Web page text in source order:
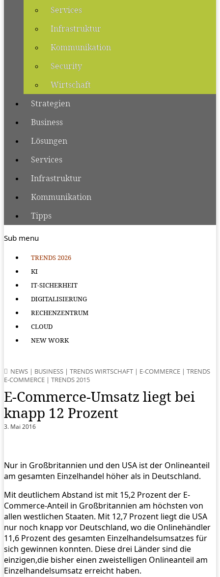
Services
Infrastruktur
Kommunikation
Security
Wirtschaft
Strategien
Business
Lösungen
Services
Infrastruktur
Kommunikation
Tipps
Sub menu
TRENDS 2026
KI
IT-SICHERHEIT
DIGITALISIERUNG
RECHENZENTRUM
CLOUD
NEW WORK
NEWS | BUSINESS | TRENDS WIRTSCHAFT | E-COMMERCE | TRENDS
E-COMMERCE | TRENDS 2015
E-Commerce-Umsatz liegt bei
knapp 12 Prozent
3. Mai 2016
Nur in Großbritannien und den USA ist der Onlineanteil
am gesamten Einzelhandel höher als in Deutschland.
Mit deutlichem Abstand ist mit 15,2 Prozent der E-
Commerce-Anteil in Großbritannien am höchsten von
allen westlichen Staaten. Mit 12,7 Prozent liegt die USA
nur noch knapp vor Deutschland, wo die Onlinehändler
11,6 Prozent des gesamten Einzelhandelsumsatzes für
sich gewinnen konnten. Diese drei Länder sind die
einzigen,die bisher einen zweistelligen Onlineanteil am
Einzelhandelsumsatz erreicht haben.